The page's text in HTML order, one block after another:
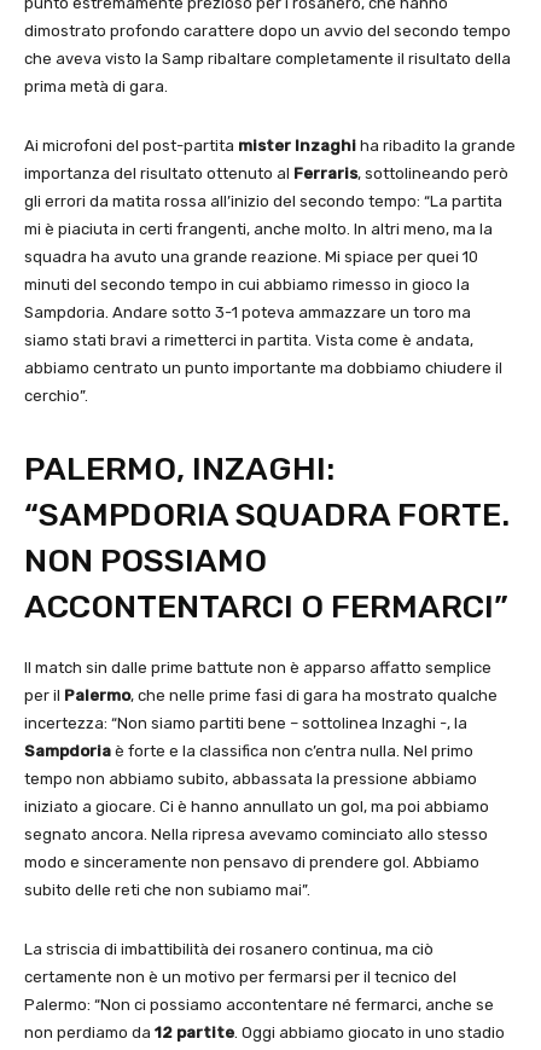
dimostrato profondo carattere dopo un avvio del secondo tempo
che aveva visto la Samp ribaltare completamente il risultato della
prima metà di gara.
Ai microfoni del post-partita mister Inzaghi ha ribadito la grande
importanza del risultato ottenuto al Ferraris, sottolineando però
gli errori da matita rossa all’inizio del secondo tempo: “La partita
mi è piaciuta in certi frangenti, anche molto. In altri meno, ma la
squadra ha avuto una grande reazione. Mi spiace per quei 10
minuti del secondo tempo in cui abbiamo rimesso in gioco la
Sampdoria. Andare sotto 3-1 poteva ammazzare un toro ma
siamo stati bravi a rimetterci in partita. Vista come è andata,
abbiamo centrato un punto importante ma dobbiamo chiudere il
cerchio”.
PALERMO, INZAGHI:
“SAMPDORIA SQUADRA FORTE.
NON POSSIAMO
ACCONTENTARCI O FERMARCI”
Il match sin dalle prime battute non è apparso affatto semplice
per il Palermo, che nelle prime fasi di gara ha mostrato qualche
incertezza: “Non siamo partiti bene – sottolinea Inzaghi -, la
Sampdoria è forte e la classifica non c’entra nulla. Nel primo
tempo non abbiamo subito, abbassata la pressione abbiamo
iniziato a giocare. Ci è hanno annullato un gol, ma poi abbiamo
segnato ancora. Nella ripresa avevamo cominciato allo stesso
modo e sinceramente non pensavo di prendere gol. Abbiamo
subito delle reti che non subiamo mai”.
La striscia di imbattibilità dei rosanero continua, ma ciò
certamente non è un motivo per fermarsi per il tecnico del
Palermo: “Non ci possiamo accontentare né fermarci, anche se
non perdiamo da 12 partite. Oggi abbiamo giocato in uno stadio